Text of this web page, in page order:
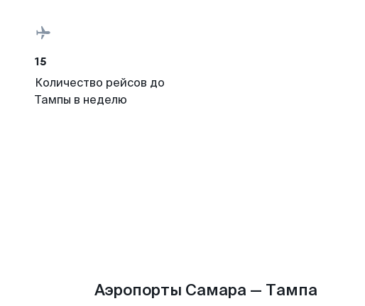
15
Количество рейсов до
Тампы в неделю
Аэропорты Самара — Тампа